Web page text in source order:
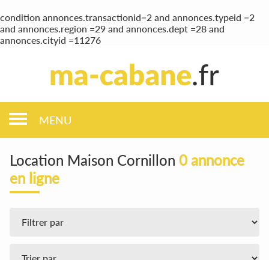
condition annonces.transactionid=2 and annonces.typeid =2
and annonces.region =29 and annonces.dept =28 and
annonces.cityid =11276
MENU
Location Maison Cornillon 0 annonce
en ligne